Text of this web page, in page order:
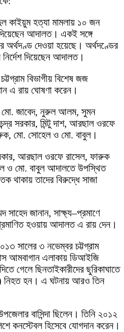
কাইয়ুম হত্যা মামলায় ১০ জন
আদালত। একই সঙ্গে
অর্থদণ্ড দেওয়া হয়েছে। অর্থদণ্ডের
নির্দেশ দিয়েছেন আদালত।
বিভাগীয় বিশেষ জজ
এ রায় ঘোষণা করেন।
জাবেদ, নুরুল আলম, সুমন
সরকার, মিন্টু দাশ, আরছাল ওরফে
মো. সোহেল ও মো. বাবুল।
আরছাল ওরফে রাসেল, ফারুক
ও মো. বাবুল আদালতে উপস্থিত
থাকায় তাদের বিরুদ্ধে সাজা
সাহেদ জানান, সাক্ষ্য–প্রমাণে
হওয়ায় আদালত এ রায় দেন।
সালের ৩ নভেম্বর চট্টগ্রাম
আমবাগান এলাকায় ডিআইজি
গেলে ছিনতাইকারীদের ছুরিকাঘাতে
হন। এ ঘটনায় আরও তিন
বাসিন্দা ছিলেন। তিনি ২০১২
কনস্টেবল হিসেবে যোগদান করেন।